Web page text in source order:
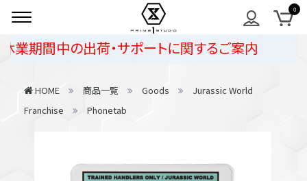
間中の出荷・サポートに関するご案内
HOME 商品一覧 Goods
Jurassic World
Franchise
Phonetab